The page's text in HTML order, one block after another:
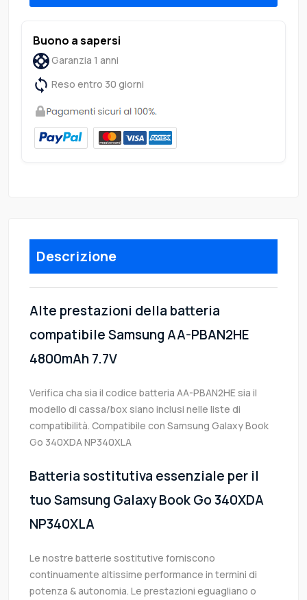
Buono a sapersi
Garanzia 1 anni
Reso entro 30 giorni
Descrizione
Alte prestazioni della batteria
compatibile Samsung AA-PBAN2HE
4800mAh 7.7V
Verifica cha sia il codice batteria AA-PBAN2HE sia il
modello di cassa/box siano inclusi nelle liste di
compatibilità. Compatibile con Samsung Galaxy Book
Go 340XDA NP340XLA
Batteria sostitutiva essenziale per il
tuo Samsung Galaxy Book Go 340XDA
NP340XLA
Le nostre batterie sostitutive forniscono
continuamente altissime performance in termini di
potenza & autonomia. Le prestazioni eguagliano o